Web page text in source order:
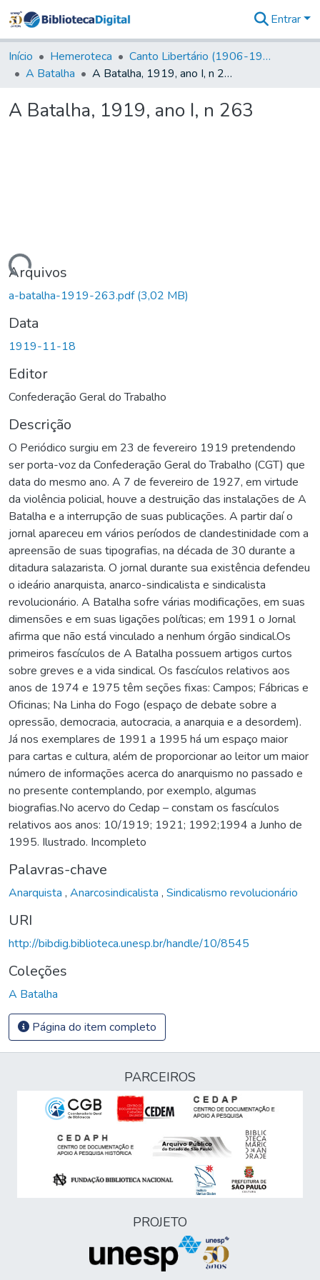
&
Coleções
Tudo na
Digital
Entrar
Início Hemeroteca
Canto Libertário (1906-1995)
A Batalha
A Batalha, 1919, ano I, n 263
A Batalha, 1919, ano I, n 263
Arquivos
a-batalha-1919-263.pdf(3,02 MB)
Data
1919-11-18
Editor
Confederação Geral do Trabalho
Descrição
O Periódico surgiu em 23 de fevereiro 1919 pretendendo
ser porta-voz da Confederação Geral do Trabalho (CGT) que
data do mesmo ano. A 7 de fevereiro de 1927, em virtude
da violência policial, houve a destruição das instalações de A
Batalha e a interrupção de suas publicações. A partir daí o
jornal apareceu em vários períodos de clandestinidade com a
apreensão de suas tipografias, na década de 30 durante a
ditadura salazarista. O jornal durante sua existência defendeu
o ideário anarquista, anarco-sindicalista e sindicalista
revolucionário. A Batalha sofre várias modificações, em suas
dimensões e em suas ligações políticas; em 1991 o Jornal
afirma que não está vinculado a nenhum órgão sindical.Os
primeiros fascículos de A Batalha possuem artigos curtos
sobre greves e a vida sindical. Os fascículos relativos aos
anos de 1974 e 1975 têm seções fixas: Campos; Fábricas e
Oficinas; Na Linha do Fogo (espaço de debate sobre a
opressão, democracia, autocracia, a anarquia e a desordem).
Já nos exemplares de 1991 a 1995 há um espaço maior
para cartas e cultura, além de proporcionar ao leitor um maior
número de informações acerca do anarquismo no passado e
no presente contemplando, por exemplo, algumas
biografias.No acervo do Cedap – constam os fascículos
relativos aos anos: 10/1919; 1921; 1992;1994 a Junho de
1995. Ilustrado. Incompleto
Palavras-chave
Anarquista , Anarcosindicalista , Sindicalismo revolucionário
URI
http://bibdig.biblioteca.unesp.br/handle/10/8545
Coleções
A Batalha
Página do item completo
PARCEIROS
PROJETO